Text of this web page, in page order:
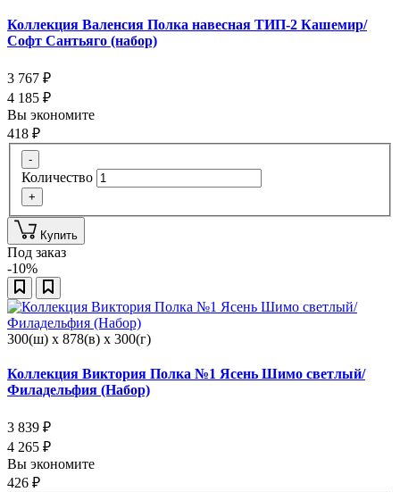
Коллекция Валенсия Полка навесная ТИП-2 Кашемир/
Софт Сантьяго (набор)
3 767 ₽
4 185 ₽
Вы экономите
418 ₽
-
Количество
+
Купить
Под заказ
-10%
300(ш) x 878(в) x 300(г)
Коллекция Виктория Полка №1 Ясень Шимо светлый/
Филадельфия (Набор)
3 839 ₽
4 265 ₽
Вы экономите
426 ₽